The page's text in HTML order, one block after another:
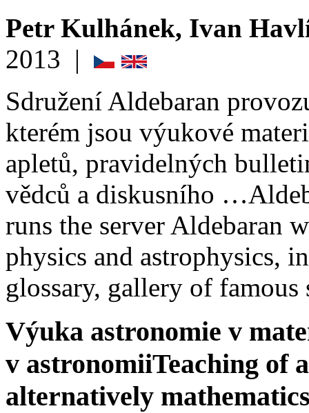
Petr Kulhánek, Ivan
2013 |
Sdružení Aldebaran
kterém jsou výukové
apletů, pravidelných
vědců a diskusního …
runs the server Aldebaran
physics and astrophysics,
glossary, gallery of
Výuka astronomie v
v astronomiiTeaching of
alternatively